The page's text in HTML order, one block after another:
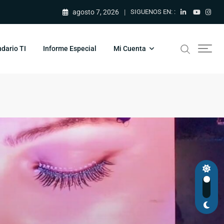
agosto 7, 2026 SIGUENOS EN: :
TI Informe Especial Mi Cuenta